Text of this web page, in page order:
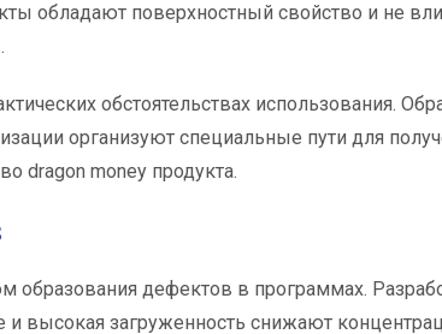
обладают поверхностный свойство и не
обстоятельствах использования.
организуют специальные пути для
dragon money продукта.
образования дефектов в программах.
высокая загруженность снижают